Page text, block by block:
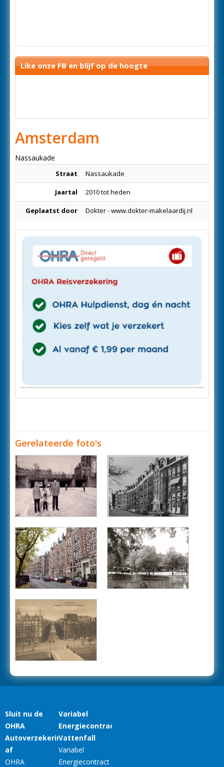
Like onze FB en blijf op de hoogte
Amsterdam
Nassaukade
Straat Nassaukade
Jaartal 2010 tot heden
Geplaatst door Dokter - www.dokter-makelaardij.nl
Gerelateerde foto's